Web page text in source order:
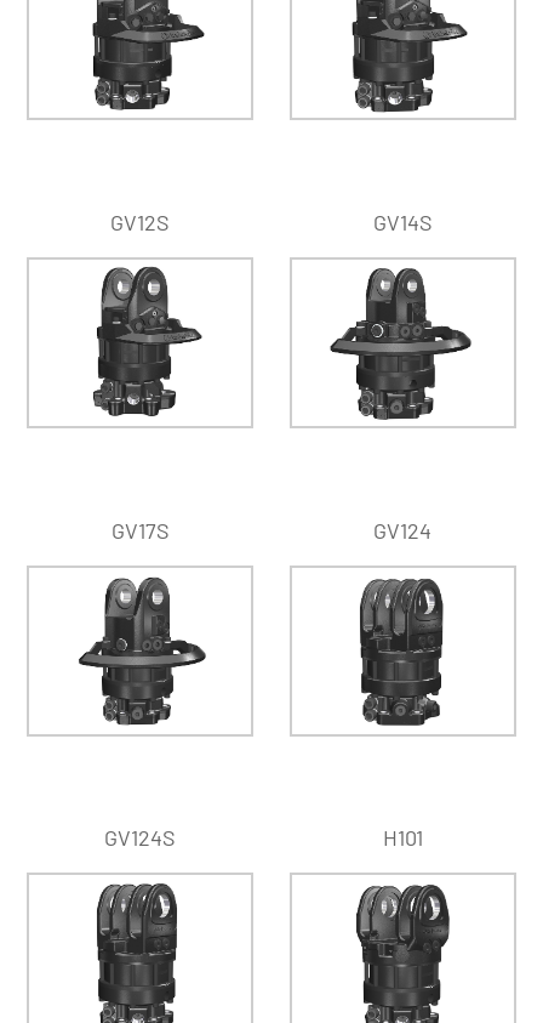
GV12S GV14S
GV17S GV124
GV124S H101